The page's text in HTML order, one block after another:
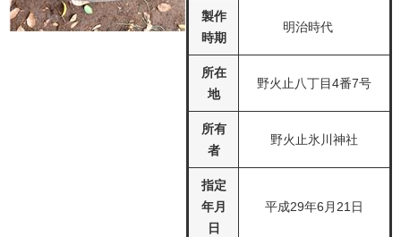
製作
時期
明治時代
所在
地
野火止八丁目4番7号
所有
者
野火止氷川神社
指定
年月
日
平成29年6月21日